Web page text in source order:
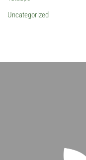
Uncategorized